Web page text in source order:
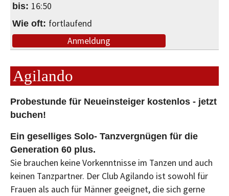
16:50
fortlaufend
Anmeldung
Agilando
Probestunde für Neueinsteiger kostenlos - jetzt
buchen!
Ein geselliges Solo- Tanzvergnügen für die
Generation 60 plus.
Sie brauchen keine Vorkenntnisse im Tanzen und auch
keinen Tanzpartner. Der Club Agilando ist sowohl für
Frauen als auch für Männer geeignet, die sich gerne